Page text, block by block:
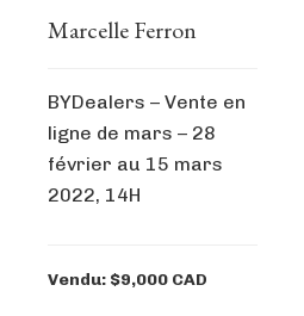
Marcelle Ferron
BYDealers – Vente en
ligne de mars – 28
février au 15 mars
2022, 14H
Vendu: $9,000 CAD